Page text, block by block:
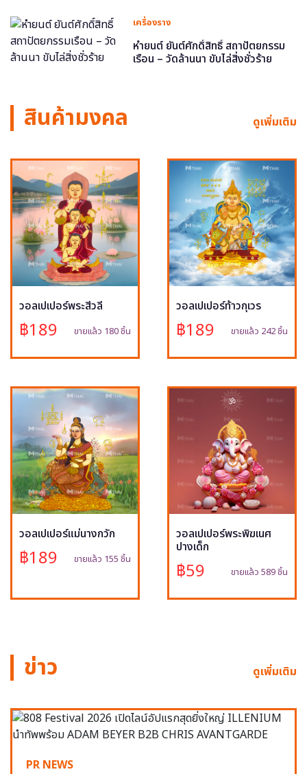
เครื่องราง
หำยนต์ ยันต์ศักดิ์สิทธิ์ สถาปัตยกรรม
เรือน – วัดล้านนา ขับไล่สิ่งชั่วร้าย
สินค้ามงคล ดูเพิ่มเติม
วอลเปเปอร์พระสีวลี
฿189 ขายแล้ว 180 ชิ้น
วอลเปเปอร์ท้าวกุเวร
฿189 ขายแล้ว 242 ชิ้น
วอลเปเปอร์แม่นางกวัก
฿189 ขายแล้ว 155 ชิ้น
วอลเปเปอร์พระพิฆเนศ
ปางเด็ก
฿59 ขายแล้ว 589 ชิ้น
ข่าว ดูเพิ่มเติม
PR NEWS